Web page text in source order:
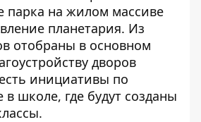
парка на жилом массиве
планетария. Из
отобраны в основном
дворов
инициативы по
в школе, где будут созданы